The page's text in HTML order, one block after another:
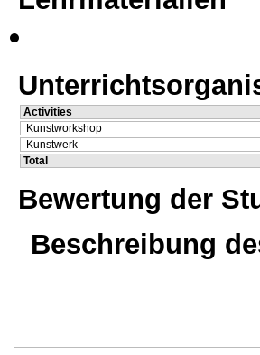
Activities
Kunstworkshop
Kunstwerk
Total
Bewertung der
Beschreibung